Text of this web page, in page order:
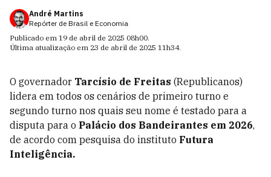
André Martins
Repórter de Brasil e Economia
Publicado em 19 de abril de 2025 08h00.
Última atualização em 23 de abril de 2025 11h34.
O governador Tarcísio de Freitas (Republicanos)
lidera em todos os cenários de primeiro turno e
segundo turno nos quais seu nome é testado para a
disputa para o Palácio dos Bandeirantes em 2026,
de acordo com pesquisa do instituto Futura
Inteligência.